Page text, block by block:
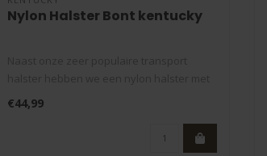
Nylon Halster Bont kentucky
wol ..
€44,99